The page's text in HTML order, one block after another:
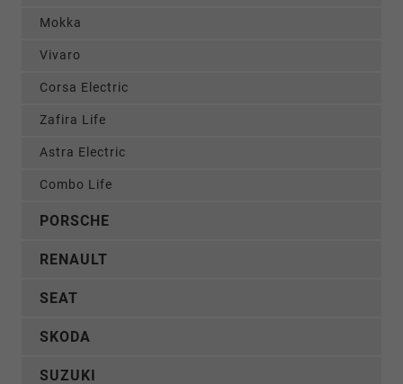
Mokka
Vivaro
Corsa Electric
Zafira Life
Astra Electric
Combo Life
PORSCHE
RENAULT
SEAT
SKODA
SUZUKI